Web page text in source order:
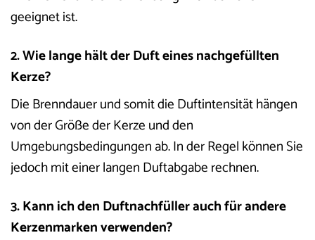
geeignet ist.
2. Wie lange hält der Duft eines nachgefüllten
Kerze?
Die Brenndauer und somit die Duftintensität hängen
von der Größe der Kerze und den
Umgebungsbedingungen ab. In der Regel können Sie
jedoch mit einer langen Duftabgabe rechnen.
3. Kann ich den Duftnachfüller auch für andere
Kerzenmarken verwenden?